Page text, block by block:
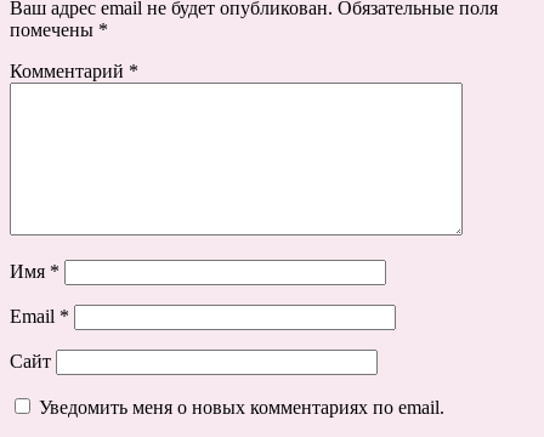
Ваш адрес email не будет опубликован. Обязательные поля
помечены *
Комментарий *
Имя *
Email *
Сайт
Уведомить меня о новых комментариях по email.